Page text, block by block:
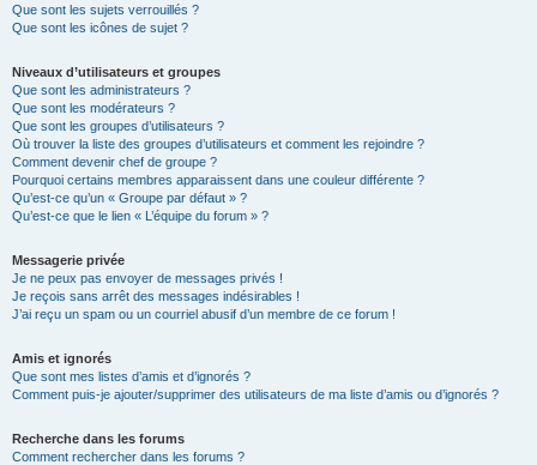
Que sont les sujets verrouillés ?
Que sont les icônes de sujet ?
Niveaux d’utilisateurs et groupes
Que sont les administrateurs ?
Que sont les modérateurs ?
Que sont les groupes d’utilisateurs ?
Où trouver la liste des groupes d’utilisateurs et comment les rejoindre ?
Comment devenir chef de groupe ?
Pourquoi certains membres apparaissent dans une couleur différente ?
Qu’est-ce qu’un « Groupe par défaut » ?
Qu’est-ce que le lien « L’équipe du forum » ?
Messagerie privée
Je ne peux pas envoyer de messages privés !
Je reçois sans arrêt des messages indésirables !
J’ai reçu un spam ou un courriel abusif d’un membre de ce forum !
Amis et ignorés
Que sont mes listes d’amis et d’ignorés ?
Comment puis-je ajouter/supprimer des utilisateurs de ma liste d’amis ou d’ignorés ?
Recherche dans les forums
Comment rechercher dans les forums ?